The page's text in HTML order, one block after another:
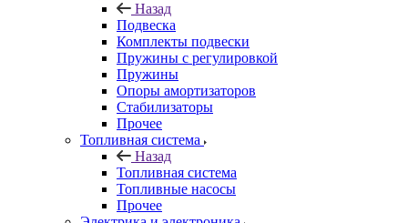
Назад
Подвеска
Комплекты подвески
Пружины с регулировкой
Пружины
Опоры амортизаторов
Стабилизаторы
Прочее
Топливная система
Назад
Топливная система
Топливные насосы
Прочее